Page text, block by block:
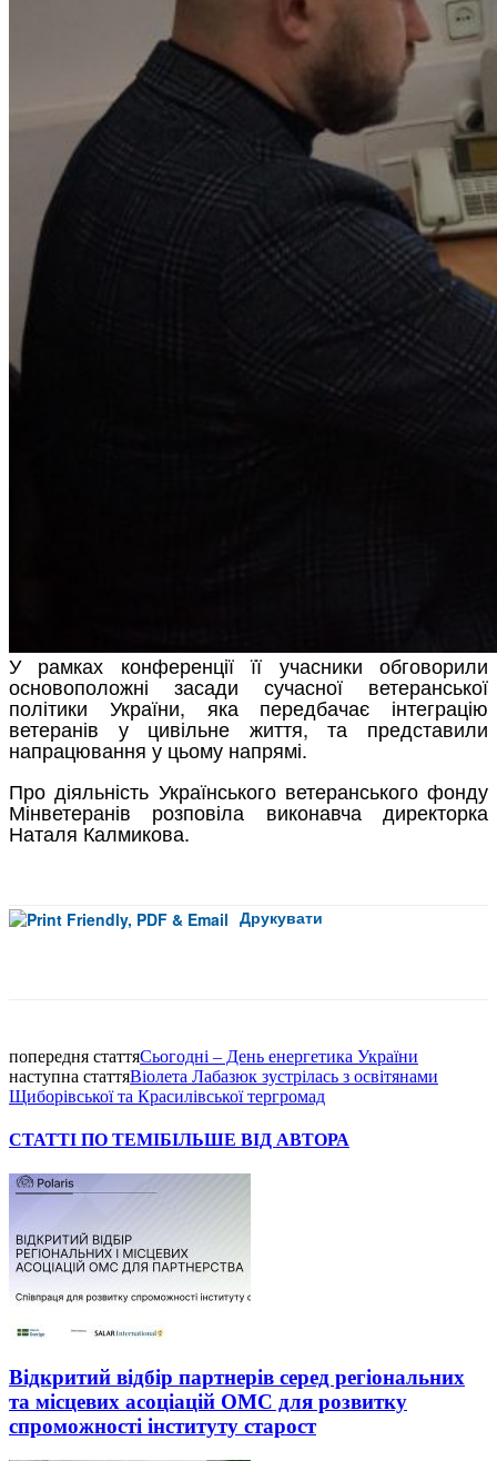
У рамках конференції її учасники обговорили
основоположні засади сучасної ветеранської
політики України, яка передбачає інтеграцію
ветеранів у цивільне життя, та представили
напрацювання у цьому напрямі.
Про діяльність Українського ветеранського фонду
Мінветеранів розповіла виконавча директорка
Наталя Калмикова.
Друкувати
попередня статтяСьогодні – День енергетика України
наступна статтяВіолета Лабазюк зустрілась з освітянами
Щиборівської та Красилівської тергромад
СТАТТІ ПО ТЕМІБІЛЬШЕ ВІД АВТОРА
Відкритий відбір партнерів серед регіональних
та місцевих асоціацій ОМС для розвитку
спроможності інституту старост